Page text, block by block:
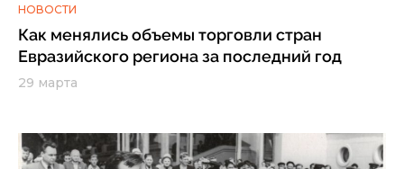
НОВОСТИ
Как менялись объемы торговли стран
Евразийского региона за последний год
29 марта